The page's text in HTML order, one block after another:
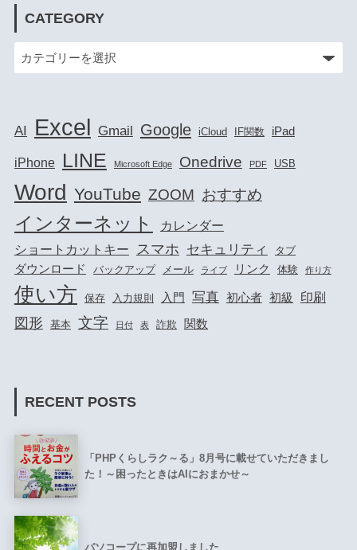
CATEGORY
AI Excel Gmail Google iCloud IF関数 iPad
iPhone LINE Microsoft Edge Onedrive PDF USB
Word YouTube ZOOM おすすめ
インターネット
カレンダー
ショートカットキー
スマホ セキュリティ タブ
ダウンロード バックアップ メール ライブ リンク 体験 作り方
使い方 保存 入力規則 入門 写真 初心者 初級 印刷
図形 基本 文字 日付 表 詐欺 関数
RECENT POSTS
「PHPくらしラク～る」8月号に載せていただきまし
た！～困ったときはAIにおまかせ～
パソコープに再加盟しました